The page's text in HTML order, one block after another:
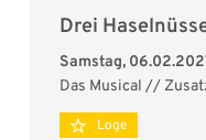
Drei
Samstag,
Das Musical //
Loge